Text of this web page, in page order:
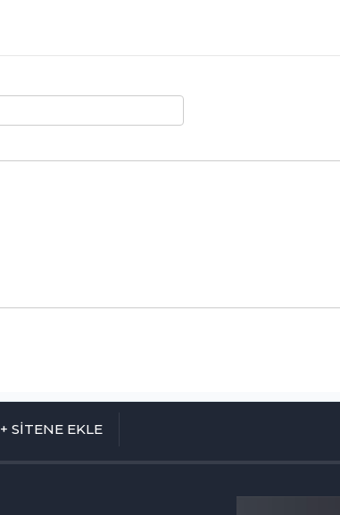
+ SİTENE EKLE